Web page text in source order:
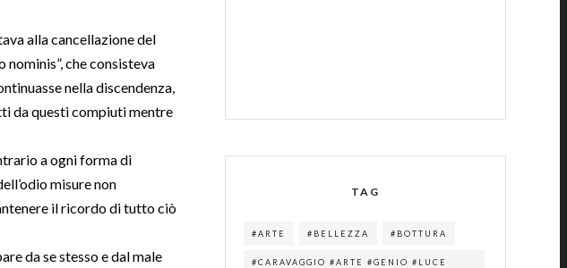
alla cancellazione del
che consisteva
nella discendenza,
da questi compiuti mentre
a ogni forma di
misure non
il ricordo di tutto ciò
da se stesso e dal male
TAG
#ARTE #BELLEZZA #BOTTURA
#CARAVAGGIO #ARTE #GENIO #LUCE